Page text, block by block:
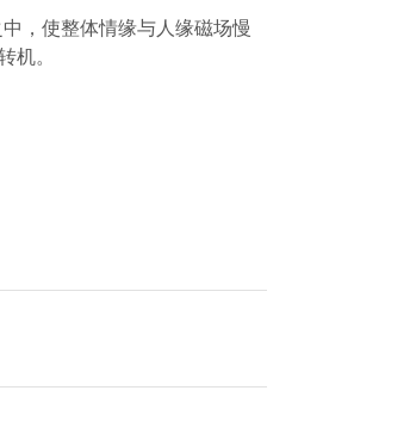
，使整体情缘与人缘磁场慢
机。